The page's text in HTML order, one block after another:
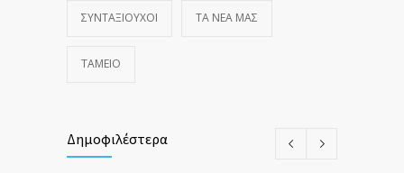
ΣΥΝΤΑΞΙΟΥΧΟΙ ΤΑ ΝΈΑ ΜΑΣ
ΤΑΜΕΙΟ
Δημοφιλέστερα